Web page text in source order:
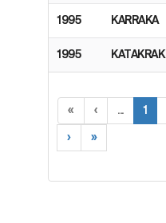
1995 KARRAKA
1995 KATAKRAK
« ‹ ... 1
› »